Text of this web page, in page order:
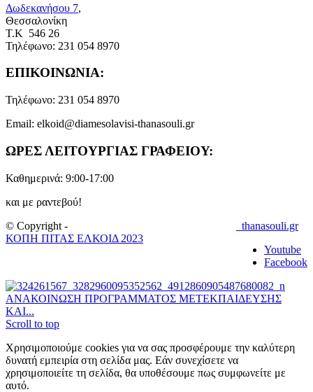
Δωδεκανήσου 7,
Θεσσαλονίκη
Τ.Κ 546 26
Τηλέφωνο: 231 054 8970
ΕΠΙΚΟΙΝΩΝΙΑ:
Τηλέφωνο: 231 054 8970
Email: elkoid@diamesolavisi-thanasouli.gr
ΩΡΕΣ ΛΕΙΤΟΥΡΓΙΑΣ ΓΡΑΦΕΙΟΥ:
Καθημερινά: 9:00-17:00
και με ραντεβού!
© Copyright -
thanasouli.gr
Youtube
Facebook
ΚΟΠΗ ΠΙΤΑΣ ΕΛΚΟΙΔ 2023
ΑΝΑΚΟΙΝΩΣΗ ΠΡΟΓΡΑΜΜΑΤΟΣ ΜΕΤΕΚΠΑΙΔΕΥΣΗΣ
ΚΑΙ...
Scroll to top
Χρησιμοποιούμε cookies για να σας προσφέρουμε την καλύτερη
δυνατή εμπειρία στη σελίδα μας. Εάν συνεχίσετε να
χρησιμοποιείτε τη σελίδα, θα υποθέσουμε πως συμφωνείτε με
αυτό.